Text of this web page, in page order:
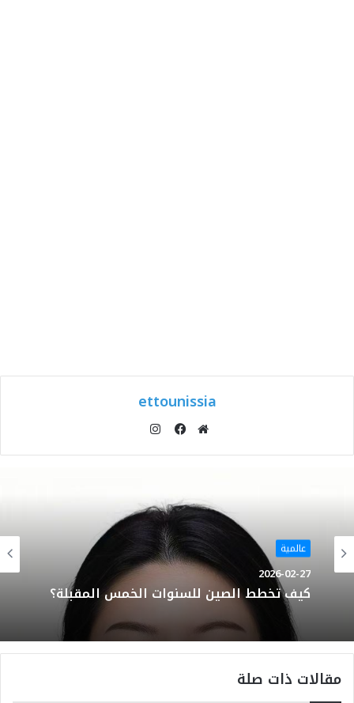
ettounissia
عالمية
2026-02-27
كيف تخطط الصين للسنوات الخمس المقبلة؟
مقالات ذات صلة